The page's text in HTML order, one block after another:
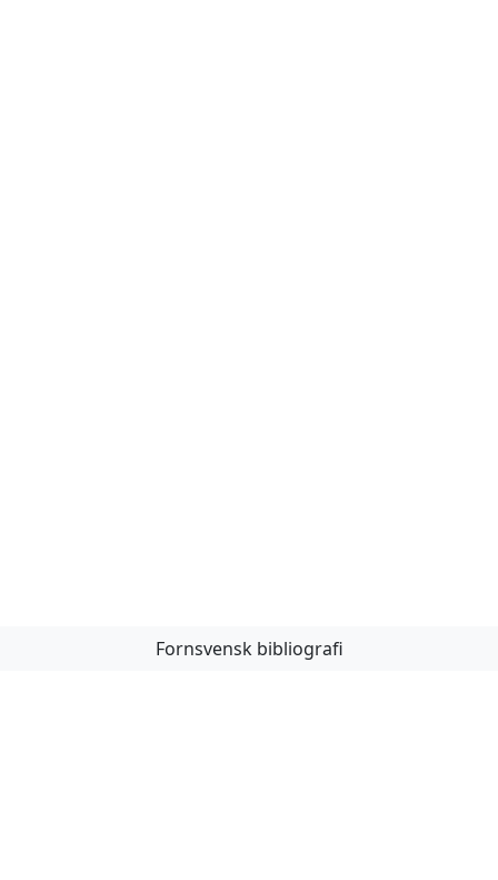
Fornsvensk bibliografi